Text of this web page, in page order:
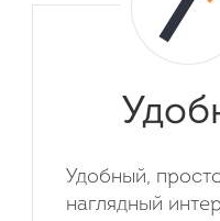
Удобный,
наглядный